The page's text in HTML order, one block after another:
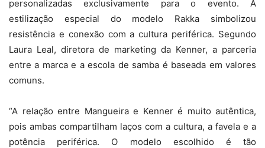
personalizadas exclusivamente para o evento. A
estilização especial do modelo Rakka simbolizou
resistência e conexão com a cultura periférica. Segundo
Laura Leal, diretora de marketing da Kenner, a parceria
entre a marca e a escola de samba é baseada em valores
comuns.
“A relação entre Mangueira e Kenner é muito autêntica,
pois ambas compartilham laços com a cultura, a favela e a
potência periférica. O modelo escolhido é tão